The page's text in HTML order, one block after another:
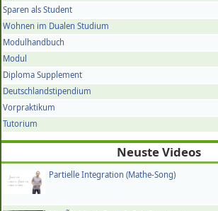
Sparen als Student
Wohnen im Dualen Studium
Modulhandbuch
Modul
Diploma Supplement
Deutschlandstipendium
Vorpraktikum
Tutorium
Neuste Videos
Partielle Integration (Mathe-Song)